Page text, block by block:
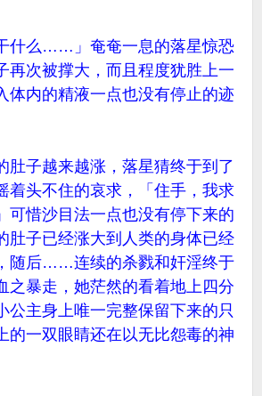
么……」奄奄一息的落星惊恐
再次被撑大，而且程度犹胜上一
体内的精液一点也没有停止的迹
子越来越涨，落星猜终于到了
着头不住的哀求，「住手，我求
可惜沙目法一点也没有停下来的
肚子已经涨大到人类的身体已经
随后……连续的杀戮和奸淫终于
之暴走，她茫然的看着地上四分
公主身上唯一完整保留下来的只
的一双眼睛还在以无比怨毒的神